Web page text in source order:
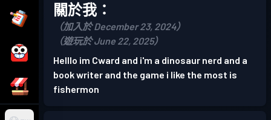
關於我：
（加入於 December 23, 2024）
（遊玩於 June 22, 2025）
Helllo im Cward and i'm a dinosaur nerd and a
book writer and the game i like the most is
fishermon